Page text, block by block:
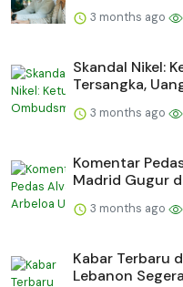
3 months ago
Skandal Nikel:
Tersangka,
3 months ago
Komentar
Madrid Gugur
3 months ago
Kabar Terbaru
Lebanon